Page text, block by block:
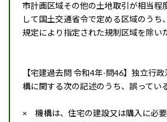
市計画区域その他の土地取引が相当程
して国土交通省令で定める区域のうち
規定により指定された規制区域を除い
【宅建過去問 令和4年-問46】独立行
構に関する次の記述のうち、誤ってい
× 機構は、住宅の建設又は購入に必